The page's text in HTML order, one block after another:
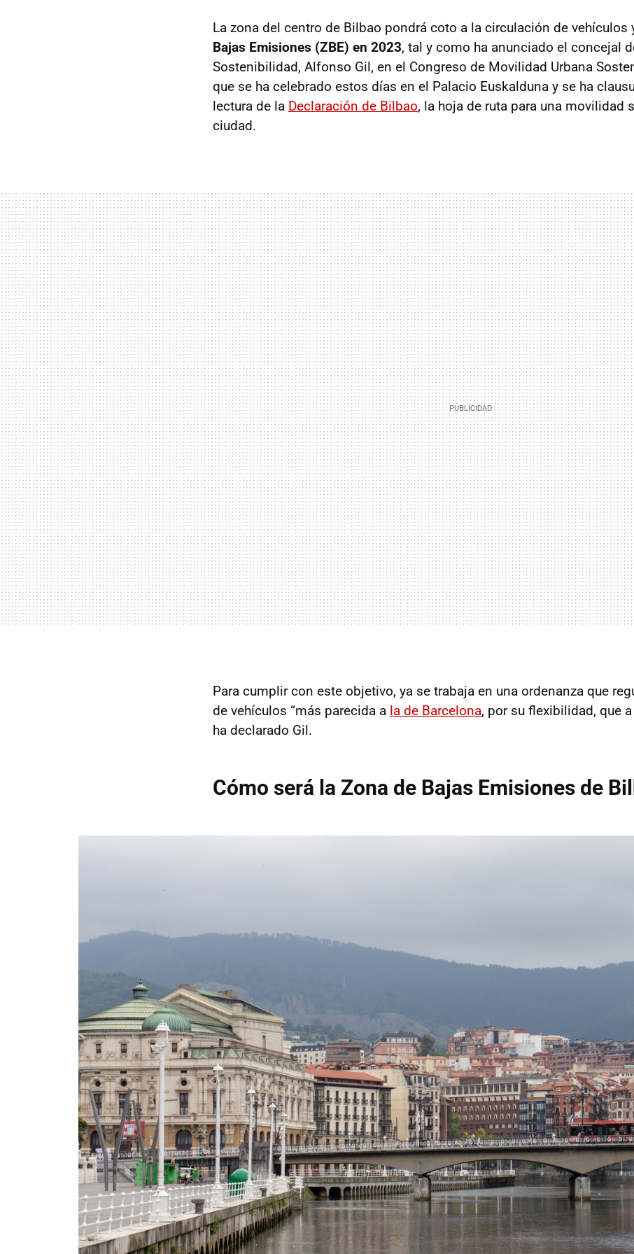
La zona del centro de Bilbao pondrá coto a la circulación de vehículos
Bajas Emisiones (ZBE) en 2023, tal y como ha anunciado el concejal
Sostenibilidad, Alfonso Gil, en el Congreso de Movilidad Urbana
que se ha celebrado estos días en el Palacio Euskalduna y se ha
lectura de la Declaración de Bilbao, la hoja de ruta para una movilidad
ciudad.
Para cumplir con este objetivo, ya se trabaja en una ordenanza que
de vehículos “más parecida a la de Barcelona, por su flexibilidad, que a
ha declarado Gil.
Cómo será la Zona de Bajas Emisiones de